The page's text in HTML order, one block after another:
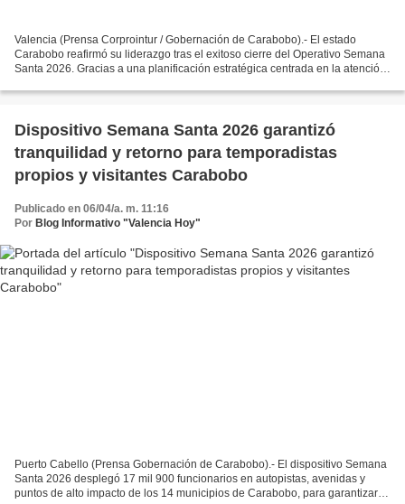
Valencia (Prensa Corprointur / Gobernación de Carabobo).- El estado
Carabobo reafirmó su liderazgo tras el exitoso cierre del Operativo Semana
Santa 2026. Gracias a una planificación estratégica centrada en la atención
Dispositivo Semana Santa 2026 garantizó
tranquilidad y retorno para temporadistas
propios y visitantes Carabobo
Publicado en 06/04/a. m. 11:16
Por Blog Informativo "Valencia Hoy"
Puerto Cabello (Prensa Gobernación de Carabobo).- El dispositivo Semana
Santa 2026 desplegó 17 mil 900 funcionarios en autopistas, avenidas y
puntos de alto impacto de los 14 municipios de Carabobo, para garantizar la